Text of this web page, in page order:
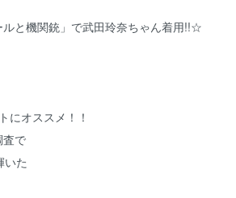
と機関銃」で武田玲奈ちゃん着用!!☆
にオススメ！！
査で
いた